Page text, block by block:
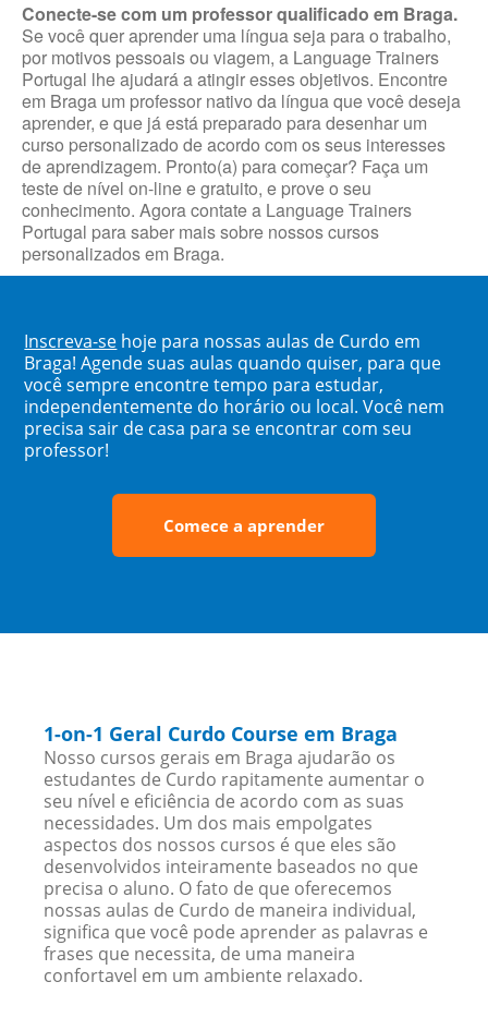
Conecte-se com um professor qualificado em Braga.
Se você quer aprender uma língua seja para o trabalho,
por motivos pessoais ou viagem, a Language Trainers
Portugal lhe ajudará a atingir esses objetivos. Encontre
em Braga um professor nativo da língua que você deseja
aprender, e que já está preparado para desenhar um
curso personalizado de acordo com os seus interesses
de aprendizagem. Pronto(a) para começar? Faça um
teste de nível on-line e gratuito, e prove o seu
conhecimento. Agora contate a Language Trainers
Portugal para saber mais sobre nossos cursos
personalizados em Braga.
Inscreva-se hoje para nossas aulas de Curdo em
Braga! Agende suas aulas quando quiser, para que
você sempre encontre tempo para estudar,
independentemente do horário ou local. Você nem
precisa sair de casa para se encontrar com seu
professor!
Comece a aprender
1-on-1 Geral Curdo Course em Braga
Nosso cursos gerais em Braga ajudarão os
estudantes de Curdo rapitamente aumentar o
seu nível e eficiência de acordo com as suas
necessidades. Um dos mais empolgates
aspectos dos nossos cursos é que eles são
desenvolvidos inteiramente baseados no que
precisa o aluno. O fato de que oferecemos
nossas aulas de Curdo de maneira individual,
significa que você pode aprender as palavras e
frases que necessita, de uma maneira
confortavel em um ambiente relaxado.